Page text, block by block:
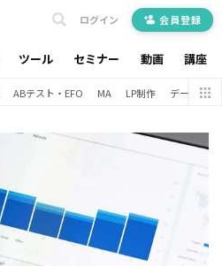
ツール セミナー 動画 講座
ログイン 会員登録
ABテスト・EFO MA LP制作 データ分析